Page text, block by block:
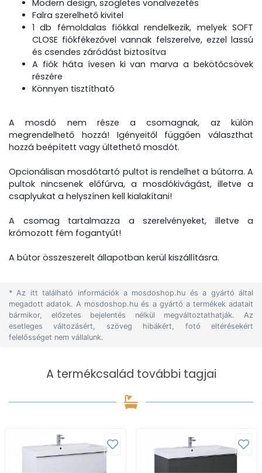
Modern design, szögletes vonalvezetés
Falra szerelhető kivitel
1 db fémoldalas fiókkal rendelkezik, melyek SOFT
CLOSE fiókfékezővel vannak felszerelve, ezzel lassú
és csendes záródást biztosítva
A fiók háta ívesen ki van marva a bekötőcsövek
részére
Könnyen tisztítható
A mosdó nem része a csomagnak, az külön
megrendelhető hozzá! Igényeitől függően választhat
hozzá beépített vagy ültethető mosdót.
Opcionálisan mosdótartó pultot is rendelhet a bútorra. A
pultok nincsenek előfúrva, a mosdókivágást, illetve a
csaplyukat a helyszínen kell kialakítani!
A csomag tartalmazza a szerelvényeket, illetve a
krómozott fém fogantyút!
A bútor összeszerelt állapotban kerül kiszállításra.
* Az itt található információk a mosdoshop.hu és a gyártó által
megadott adatok. A mosdoshop.hu és a gyártó a termékek adatait
bármikor, előzetes bejelentés nélkül megváltoztathatják. Az
esetleges változásért, szöveg hibákért, fotó eltérésekért
felelősséget nem vállalunk.
A termékcsalád további tagjai